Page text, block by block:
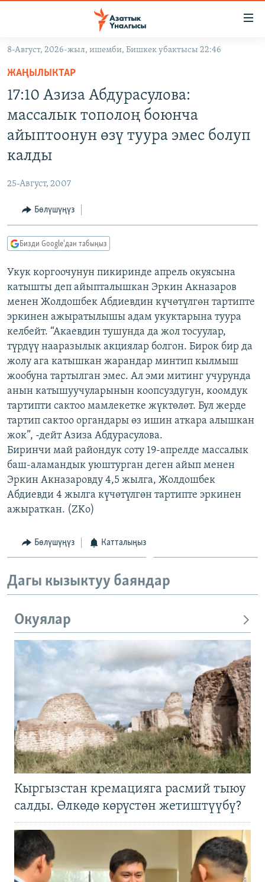
Навигацияга
өтүңүз
салыңыз
САЯСАТ
ДҮЙНӨ
УКРАИНА
БҮГҮН АЗАТТЫКТА
ЭКСПЕРТТЕР ТАЛДАЙТ
БИЗ ЖАНА ДҮЙНӨ
ЭЖЕ-СИҢДИЛЕР
АЗАТТЫК+
ЫҢГАЙСЫЗ СУРООЛОР
ПОДКАСТ
ӨЗГӨЧӨ ПИКИР
Русский
ОНЛАЙН ШЕРИНЕ
ЭЕ/АРнун бардык сайттары
8-Август, 2026-жыл, ишемби, Бишкек убактысы 22:46
ЖАҢЫЛЫКТАР
17:10 Азиза Абдурасулова:
массалык тополоң боюнча
айыптоонун өзү туура эмес болуп
калды
25-Август, 2007
Бөлүшүңүз
Бизди Google'дан табыңыз
Укук коргоочунун пикиринде апрель окуясына
катышты деп айыпталышкан Эркин Акназаров
менен Жолдошбек Абдиевдин күчөтүлгөн тартипте
эркинен ажыратылышы адам укуктарына туура
келбейт. “Акаевдин тушунда да жол тосуулар,
түрдүү нааразылык акциялар болгон. Бирок бир да
жолу ага катышкан жарандар минтип кылмыш
жообуна тартылган эмес. Ал эми митинг учурунда
анын катышуучуларынын коопсуздугун, коомдук
тартипти сактоо мамлекетке жүктөлөт. Бул жерде
тартип сактоо органдары өз ишин аткара алышкан
жок”, -дейт Азиза Абдурасулова.
Биринчи май райондук соту 19-апрелде массалык
баш-аламандык уюштурган деген айып менен
Эркин Акназаровду 4,5 жылга, Жолдошбек
Абдиевди 4 жылга күчөтүлгөн тартипте эркинен
ажыраткан. (ZKo)
Бөлүшүңүз Катталыңыз
Дагы кызыктуу баяндар
Окуялар
Кыргызстан кремацияга расмий тыюу
салды. Өлкөдө көрүстөн жетиштүүбү?